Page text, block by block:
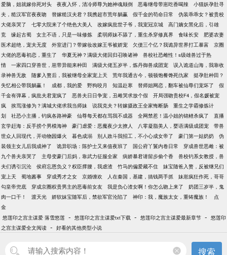
爱脑，姐就嫁你死对头
夜夜入怀，清冷师尊为她神魂颠倒 恶毒继母带崽吃香喝辣
小猫妖孕肚寻
夫，糙汉军官夜夜吻
替嫁糙汉夫君？我携超市荒年躺赢 假千金的苟命日常
伪装乖乖女？被贵校
大佬亲哭了
七零大院来了个绝色大美人 改嫁疯批世子爷，我宠冠京城
高门嫡女黑化后，引雄
竞
缘起古蜀 女主不语，只是一味修炼 柔弱师妹不舔了，重生杀穿修真界 食味长安
肥婆农妻
医术超绝，宠夫无度
外室进门？带嫁妆改嫁王爷被娇宠 欠债三个亿？我诡异世界打工暴富
京圈
大佬的恶毒初恋，重生了
华夏无神？满级大佬回归召唤诸神
兽校社恐雌性！s级雄兽过于热
情
一家四口穿兽世，崽带异能来种田 满级大佬五岁半，炼丹御兽成团宠
误入诡道山海，我靠收
录神兽无敌
随爹入赘后，我被继母全家宠上天 荒年我通古今，顿顿饱餐馋死仇家
挺孕肚种田？
失忆相公带我躺赢！
成都，我的爱 野狗咬月 知温赴寒 替师姐网恋，翻车被仙尊们宠坏了
假
千金有弹幕，疯批夫君宠疯了
恶兽夫日日争宠，丑雌哭求放个假
开局强吻贵校F4，假名媛被宠
疯
挨骂涨修为？满城大佬求我当师妹 说我克夫？转嫁摄政王全家悔断肠
重生之学霸修炼计
划
社恐小主播，钓疯各路神豪 仙尊每天都在骂我不成器 全网禁惹！温小姐的锦鲤杀疯了
直播
玄学赶海：反手捞个男模海神
豪门虐爱：恶魔夜少太撩人 八零凝脂美人，婴语满级成团宠
带兽
世众人回现代，开动物园爆火
暮色成溺 别人政斗我招工，不小心成女帝了 豪门第一姑奶奶
伪
装领主女儿后我成神了
诡异职场：陈护士又来值夜班了 国公府丫鬟内卷日常
穿成兽世恶雌：被
九个兽夫亲哭了
主母变豪门后妈，靠武力征服全家 病娇暴君请留步偷个香
兽校钓系女教授，兽
夫们诱引沉沦
侯府忘恩负义？权臣撑腰，我虐渣 竹马的偏爱藏不住
妹宝随爸入赘，反被继兄们
宠上天
蜀地酱事 穿成秀才之女 京婚缠欢 人在秦国，基建，搞钱两手抓
妹崽疯狂作死，哥哥
勾皇帝兜底
穿成京圈权贵男主的恶毒前女友 我是负心渣女啊！你怎么吻上来了
奶团三岁半，鬼
肉一口干！
渡天光 娇软妹宝随军后，禁欲军官沦陷了 神印：我，魔族太女，重铸魔族！
点
金
悠莲印之宫主谋爱 落雪悠莲 - 悠莲印之宫主谋爱txt下载 - 悠莲印之宫主谋爱最新章节 - 悠莲印
之宫主谋爱全文阅读 - 好看的其他类型小说
搜索